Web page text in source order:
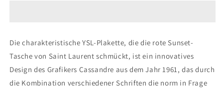
Die charakteristische YSL-Plakette, die die rote Sunset-
Tasche von Saint Laurent schmückt, ist ein innovatives
Design des Grafikers Cassandre aus dem Jahr 1961, das durch
die Kombination verschiedener Schriften die norm in Frage